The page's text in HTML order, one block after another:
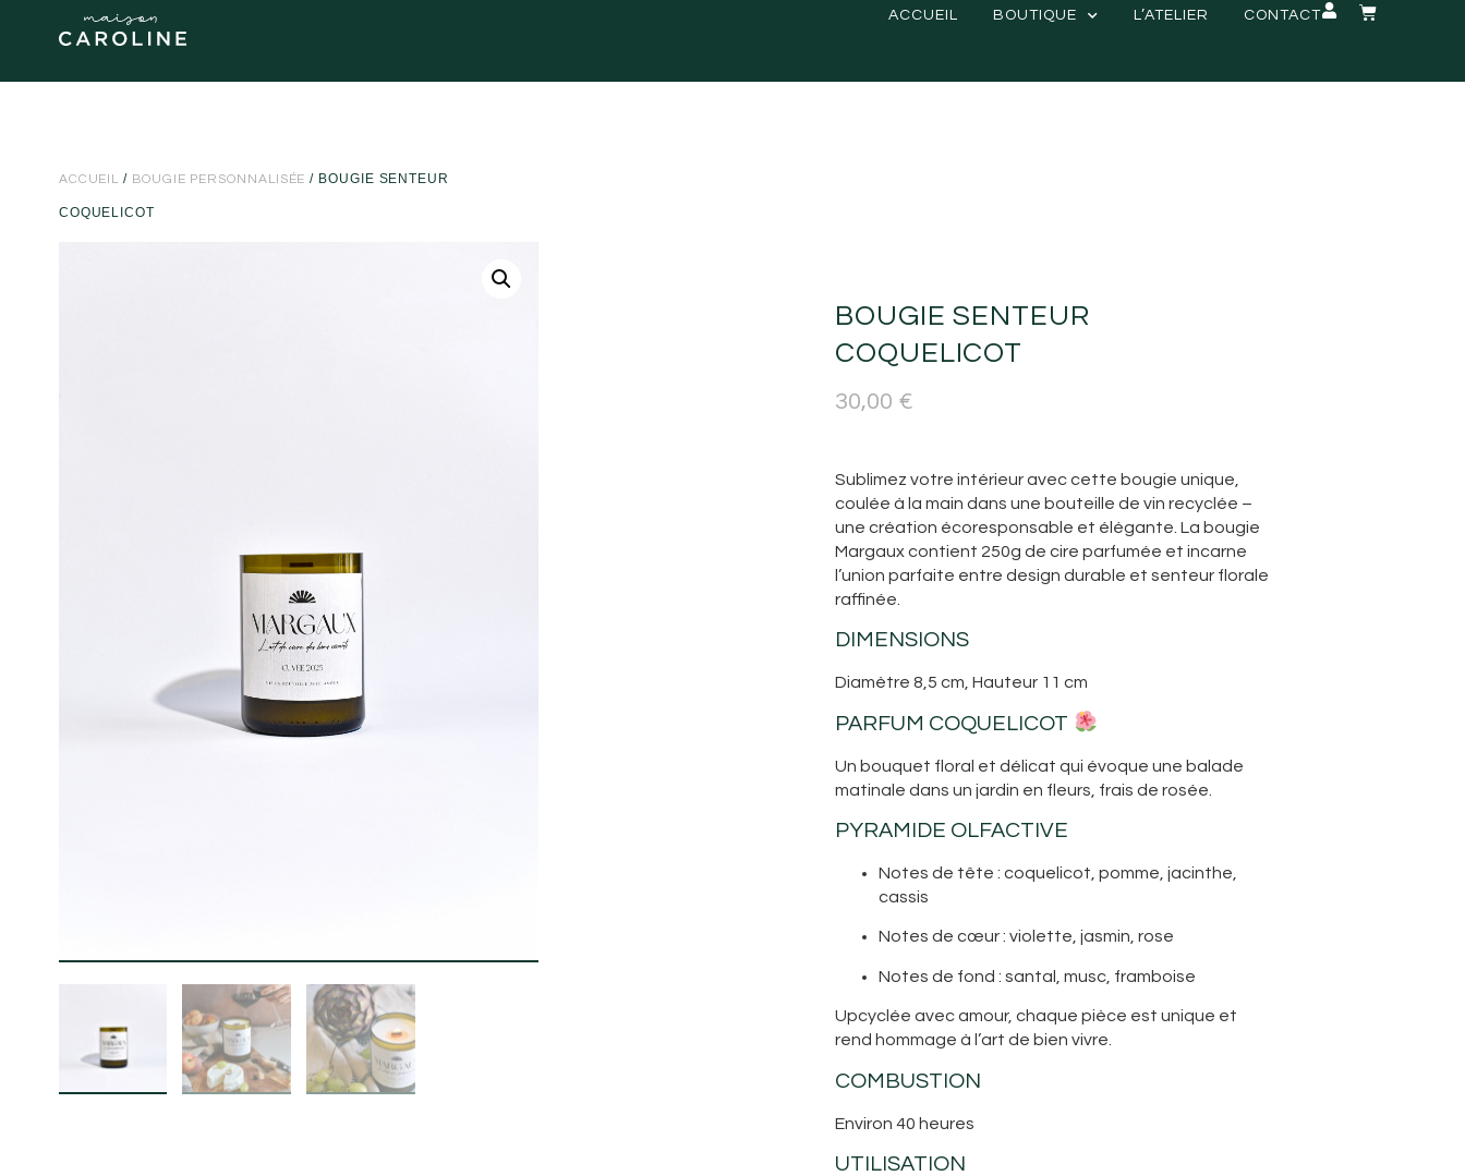
ACCUEIL BOUTIQUE L’ATELIER CONTACT
ACCUEIL / BOUGIE PERSONNALISÉE / BOUGIE SENTEUR
COQUELICOT
BOUGIE SENTEUR
COQUELICOT
30,00 €
Sublimez votre intérieur avec cette bougie unique,
coulée à la main dans une bouteille de vin recyclée –
une création écoresponsable et élégante. La bougie
Margaux contient 250g de cire parfumée et incarne
l’union parfaite entre design durable et senteur florale
raffinée.
DIMENSIONS
Diamètre 8,5 cm, Hauteur 11 cm
PARFUM COQUELICOT
Un bouquet floral et délicat qui évoque une balade
matinale dans un jardin en fleurs, frais de rosée.
PYRAMIDE OLFACTIVE
Notes de tête : coquelicot, pomme, jacinthe,
cassis
Notes de cœur : violette, jasmin, rose
Notes de fond : santal, musc, framboise
Upcyclée avec amour, chaque pièce est unique et
rend hommage à l’art de bien vivre.
COMBUSTION
Environ 40 heures
UTILISATION